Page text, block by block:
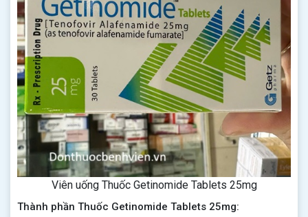
Viên uống Thuốc Getinomide Tablets 25mg
Thành phần Thuốc Getinomide Tablets 25mg: